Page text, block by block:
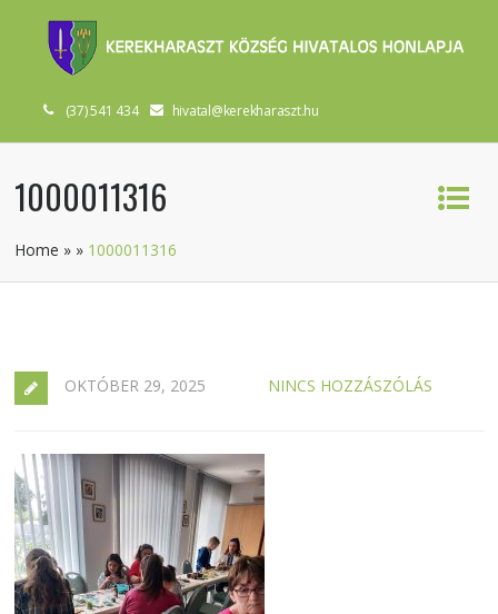
(37) 541 434 hivatal@kerekharaszt.hu
1000011316
Home » » 1000011316
OKTÓBER 29, 2025 NINCS HOZZÁSZÓLÁS